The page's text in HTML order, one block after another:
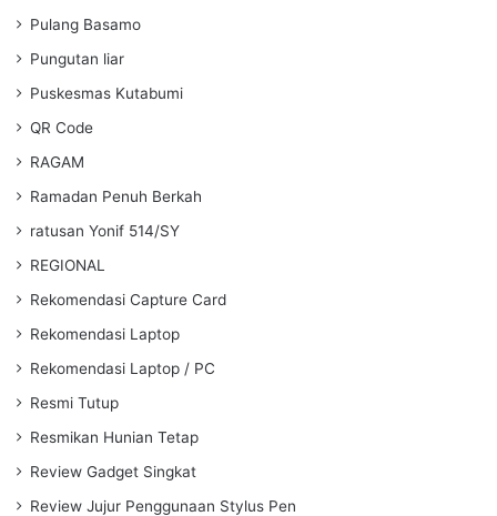
Pulang Basamo
Pungutan liar
Puskesmas Kutabumi
QR Code
RAGAM
Ramadan Penuh Berkah
ratusan Yonif 514/SY
REGIONAL
Rekomendasi Capture Card
Rekomendasi Laptop
Rekomendasi Laptop / PC
Resmi Tutup
Resmikan Hunian Tetap
Review Gadget Singkat
Review Jujur Penggunaan Stylus Pen